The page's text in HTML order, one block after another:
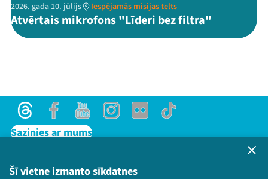
Šī vietne izmanto sīkdatnes
2026. gada 10. jūlijs Iespējamās misijas telts
Atvērtais mikrofons "Līderi bez filtra"
ThreadsFacebookYoutubeInstagram
Flick TikTok
Sazinies ar mums
Lietošanas noteikumi un sīkdatņu politika